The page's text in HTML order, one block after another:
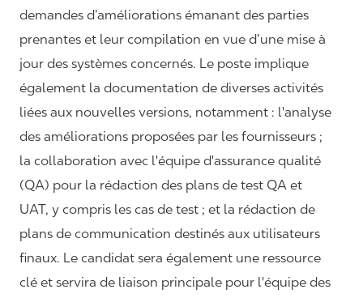
demandes d’améliorations émanant des parties
prenantes et leur compilation en vue d’une mise à
jour des systèmes concernés. Le poste implique
également la documentation de diverses activités
liées aux nouvelles versions, notamment : l'analyse
des améliorations proposées par les fournisseurs ;
la collaboration avec l'équipe d'assurance qualité
(QA) pour la rédaction des plans de test QA et
UAT, y compris les cas de test ; et la rédaction de
plans de communication destinés aux utilisateurs
finaux. Le candidat sera également une ressource
clé et servira de liaison principale pour l'équipe des